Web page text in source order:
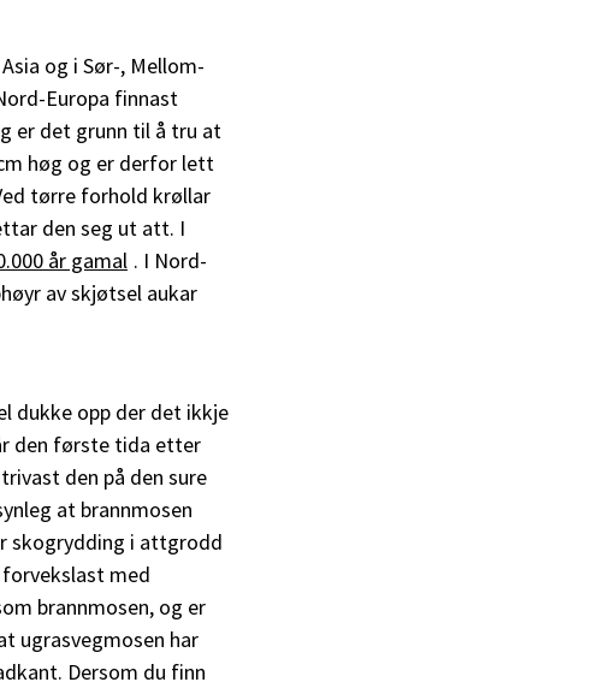
og i Sør-, Mellom-
Europa finnast
er det grunn til å tru at
høg og er derfor lett
tørre forhold krøllar
den seg ut att. I
år gamal . I Nord-
av skjøtsel aukar
dukke opp der det ikkje
den første tida etter
den på den sure
at brannmosen
skogrydding i attgrodd
med
brannmosen, og er
ugrasvegmosen har
Dersom du finn